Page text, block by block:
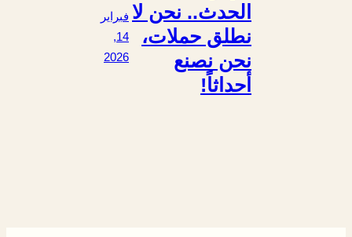
الحدث.. نحن لا
نطلق حملات،
نحن نصنع
أحداثاً!
فبراير
14,
2026